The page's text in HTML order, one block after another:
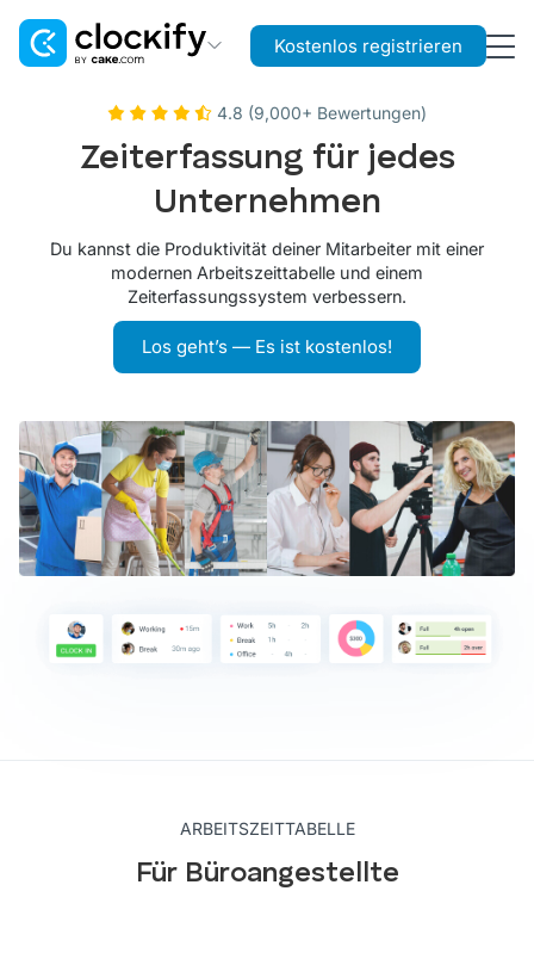
Clockify
Plaky
Projekt- und Aufgabenmanagement
Pumble
Teamkommunikation and Zusammenarbeit
Kostenlos registrieren
4.8 (9,000+ Bewertungen)
Zeiterfassung für jedes
Unternehmen
Du kannst die Produktivität deiner Mitarbeiter mit einer
modernen Arbeitszeittabelle und einem
Zeiterfassungssystem verbessern.
Los geht’s — Es ist kostenlos!
ARBEITSZEITTABELLE
Für Büroangestellte